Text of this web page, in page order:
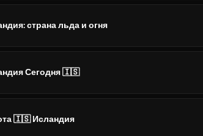
страна льда и огня
Сегодня 🇮🇸
🇮🇸 Исландия